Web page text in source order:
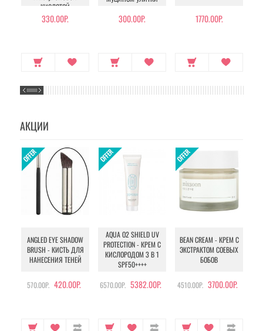
КИСЛОТОЙ
330.00Р. 300.00Р. 1770.00Р.
АКЦИИ
ANGLED EYE SHADOW
BRUSH - КИСТЬ ДЛЯ
НАНЕСЕНИЯ ТЕНЕЙ
570.00Р. 420.00Р.
AQUA O2 SHIELD UV
PROTECTION - КРЕМ С
КИСЛОРОДОМ 3 В 1
SPF50++++
6570.00Р. 5382.00Р.
BEAN CREAM - КРЕМ С
ЭКСТРАКТОМ СОЕВЫХ
БОБОВ
4510.00Р. 3700.00Р.